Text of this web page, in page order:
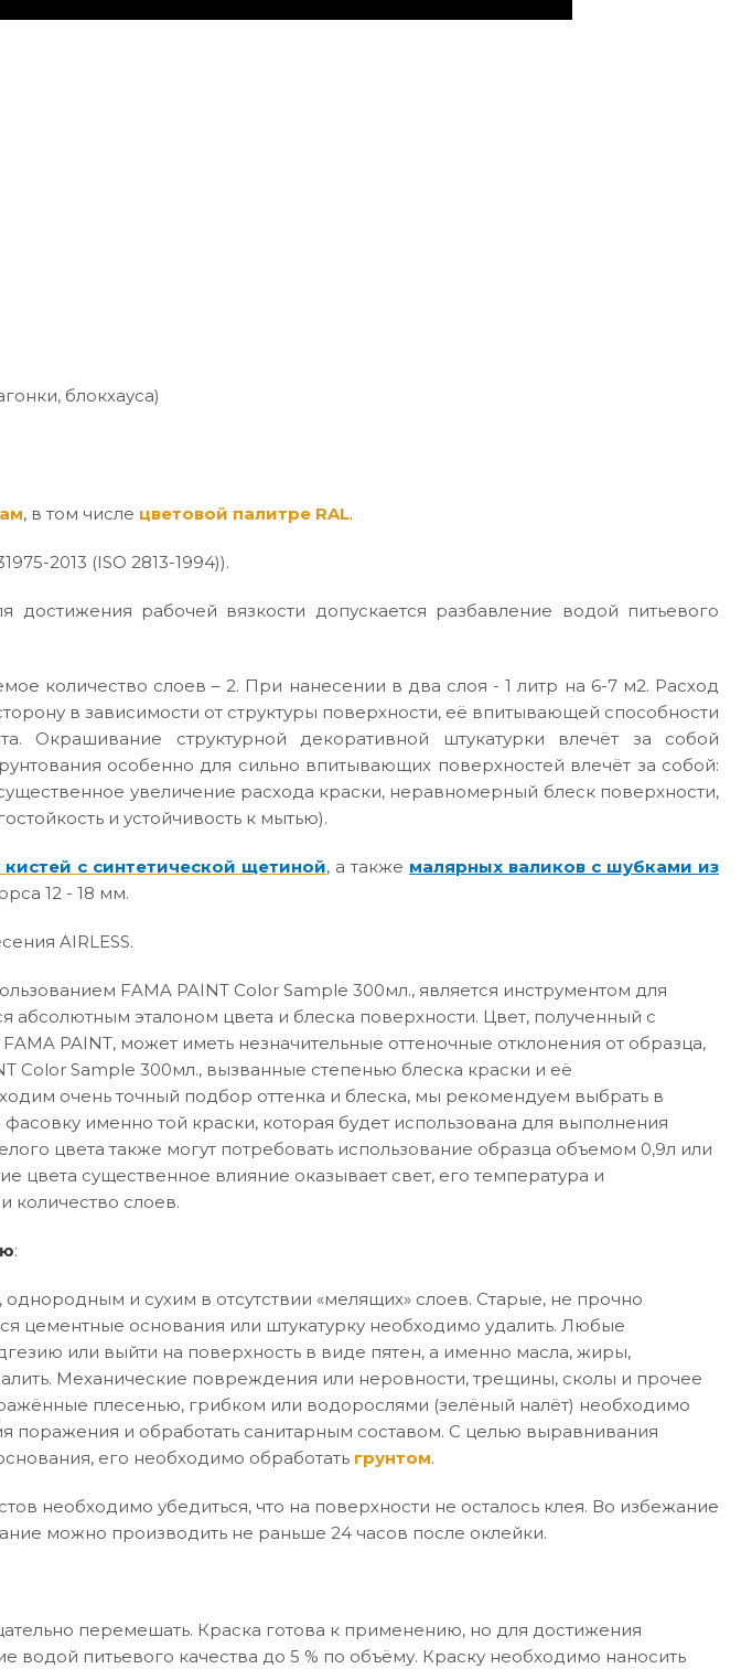
блокхауса)
, в том числе цветовой палитре RAL.
2013 (ISO 2813-1994)).
достижения рабочей вязкости допускается разбавление водой питьевого
количество слоев – 2. При нанесении в два слоя - 1 литр на 6-7 м2. Расход
в зависимости от структуры поверхности, её впитывающей способности
Окрашивание структурной декоративной штукатурки влечёт за собой
особенно для сильно впитывающих поверхностей влечёт за собой:
увеличение расхода краски, неравномерный блеск поверхности,
и устойчивость к мытью).
с синтетической щетиной, а также малярных валиков с шубками из
12 - 18 мм.
AIRLESS.
FAMA PAINT Color Sample 300мл., является инструментом для
абсолютным эталоном цвета и блеска поверхности. Цвет, полученный с
PAINT, может иметь незначительные оттеночные отклонения от образца,
Color Sample 300мл., вызванные степенью блеска краски и её
очень точный подбор оттенка и блеска, мы рекомендуем выбрать в
именно той краски, которая будет использована для выполнения
цвета также могут потребовать использование образца объемом 0,9л или
цвета существенное влияние оказывает свет, его температура и
количество слоев.
:
и сухим в отсутствии «мелящих» слоев. Старые, не прочно
цементные основания или штукатурку необходимо удалить. Любые
или выйти на поверхность в виде пятен, а именно масла, жиры,
Механические повреждения или неровности, трещины, сколы и прочее
плесенью, грибком или водорослями (зелёный налёт) необходимо
поражения и обработать санитарным составом. С целью выравнивания
его необходимо обработать грунтом.
необходимо убедиться, что на поверхности не осталось клея. Во избежание
можно производить не раньше 24 часов после оклейки.
перемешать. Краска готова к применению, но для достижения
водой питьевого качества до 5 % по объёму. Краску необходимо наносить